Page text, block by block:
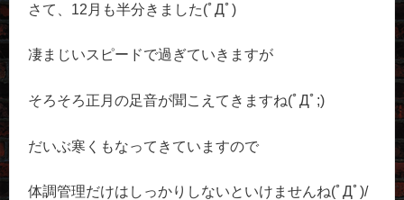
さて、12月も半分きました(ﾟДﾟ)
凄まじいスピードで過ぎていきますが
そろそろ正月の足音が聞こえてきますね(ﾟДﾟ;)
だいぶ寒くもなってきていますので
体調管理だけはしっかりしないといけませんね(ﾟДﾟ)/